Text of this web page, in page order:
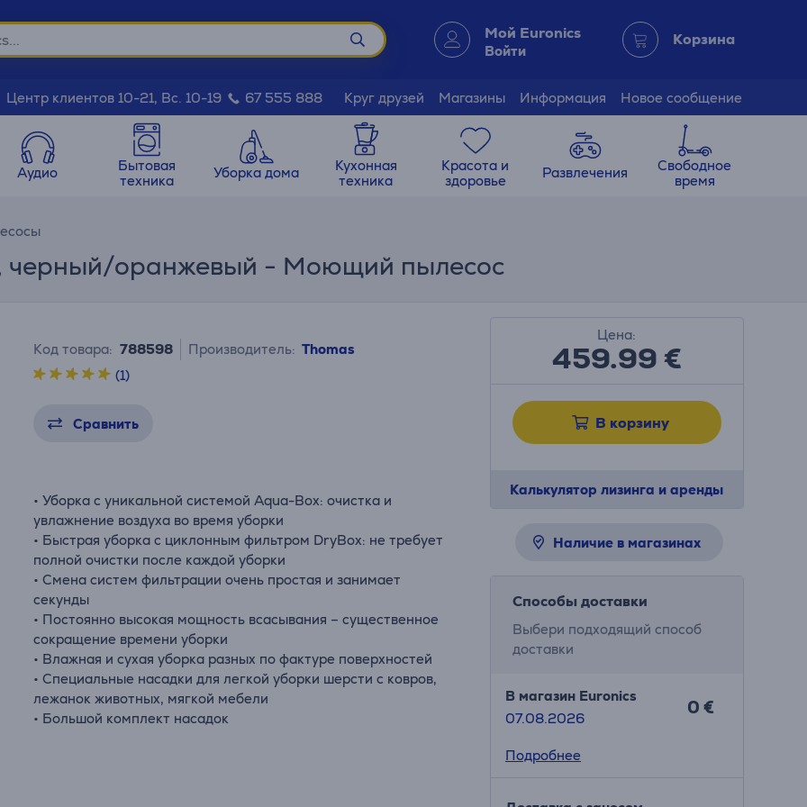
Мой Euronics
Войти
Корзина
Центр клиентов 10-21, Вс. 10-19 67 555 888 Круг друзей Магазины Информация Новое сообщение
Аудио
Бытовая
техника
Уборка дома
Кухонная
техника
Красота и
здоровье
Развлечения
Свободное
время
черный/оранжевый - Моющий пылесос
Код товара: 788598 Производитель: Thomas
(1)
Сравнить
• Уборка с уникальной системой Aqua-Box: очистка и
увлажнение воздуха во время уборки
• Быстрая уборка с циклонным фильтром DryBox: не требует
полной очистки после каждой уборки
• Смена систем фильтрации очень простая и занимает
секунды
• Постоянно высокая мощность всасывания – существенное
сокращение времени уборки
• Влажная и сухая уборка разных по фактуре поверхностей
• Специальные насадки для легкой уборки шерсти с ковров,
лежанок животных, мягкой мебели
• Большой комплект насадок
Цена:
459.99€
В корзину
Калькулятор лизинга и аренды
Наличие в магазинах
Способы доставки
Выбери подходящий способ
доставки
В магазин Euronics
07.08.2026
0 €
Подробнее